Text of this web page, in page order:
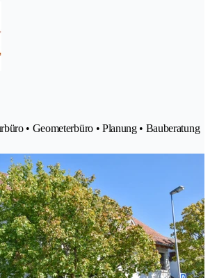
• Geometerbüro • Planung • Bauberatung